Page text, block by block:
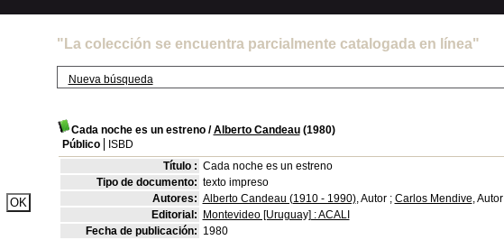
"La colección se encuentra parcialmente catalogada en línea"
Nueva búsqueda
Cada noche es un estreno/Alberto Candeau(1980)
Público
ISBD
Título : Cada noche es un estreno
Tipo de documento: texto impreso
Autores: Alberto Candeau (1910 - 1990), Autor ; Carlos Mendive, Autor
Editorial:
Montevideo [Uruguay] : ACALI
Fecha de publicación: 1980